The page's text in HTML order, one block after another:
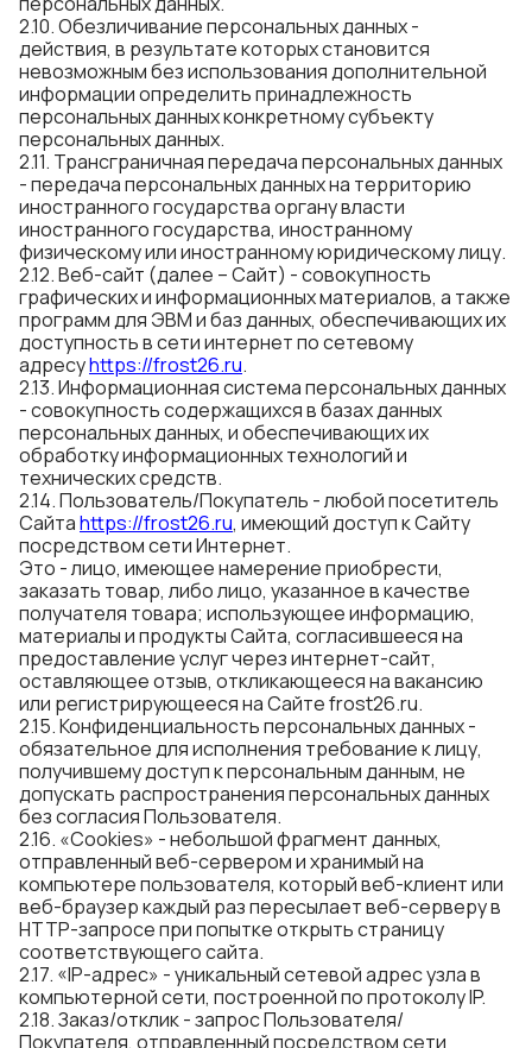
2.10. Обезличивание персональных данных -
действия, в результате которых становится
невозможным без использования дополнительной
информации определить принадлежность
персональных данных конкретному субъекту
персональных данных.
2.11. Трансграничная передача персональных данных
- передача персональных данных на территорию
иностранного государства органу власти
иностранного государства, иностранному
физическому или иностранному юридическому лицу.
2.12. Веб-сайт (далее – Сайт) - совокупность
графических и информационных материалов, а также
программ для ЭВМ и баз данных, обеспечивающих их
доступность в сети интернет по сетевому
адресуhttps://frost26.ru.
2.13. Информационная система персональных данных
- совокупность содержащихся в базах данных
персональных данных, и обеспечивающих их
обработку информационных технологий и
технических средств.
2.14. Пользователь/Покупатель - любой посетитель
Сайтаhttps://frost26.ru, имеющий доступ к Сайту
посредством сети Интернет.
Это - лицо, имеющее намерение приобрести,
заказать товар, либо лицо, указанное в качестве
получателя товара; использующее информацию,
материалы и продукты Сайта, согласившееся на
предоставление услуг через интернет-сайт,
оставляющее отзыв, откликающееся на вакансию
или регистрирующееся на Сайте frost26.ru.
2.15. Конфиденциальность персональных данных -
обязательное для исполнения требование к лицу,
получившему доступ к персональным данным, не
допускать распространения персональных данных
без согласия Пользователя.
2.16. «Cookies» - небольшой фрагмент данных,
отправленный веб-сервером и хранимый на
компьютере пользователя, который веб-клиент или
веб-браузер каждый раз пересылает веб-серверу в
HTTP-запросе при попытке открыть страницу
соответствующего сайта.
2.17. «IP-адрес» - уникальный сетевой адрес узла в
компьютерной сети, построенной по протоколу IP.
2.18. Заказ/отклик - запрос Пользователя/
Покупателя, отправленный посредством сети